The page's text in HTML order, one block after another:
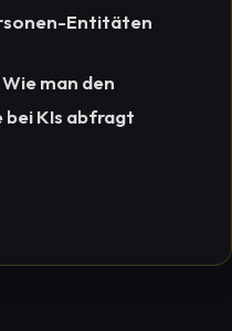
Entitäten
man den
KIs abfragt